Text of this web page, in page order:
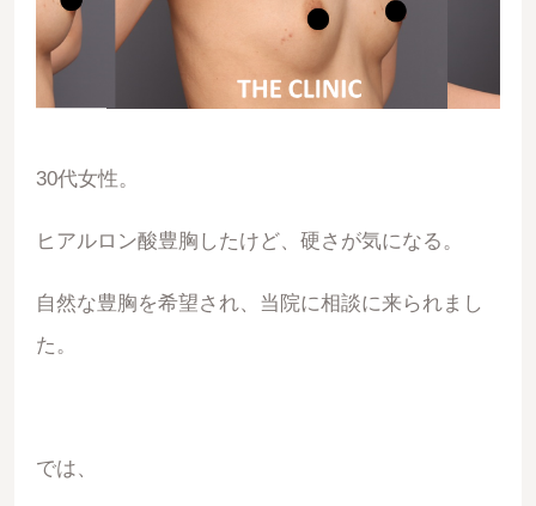
30代女性。
ヒアルロン酸豊胸したけど、硬さが気になる。
自然な豊胸を希望され、当院に相談に来られまし
た。
では、